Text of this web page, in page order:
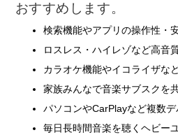
おすすめします。
検索機能やアプリの操作性・
ロスレス・ハイレゾなど高音
カラオケ機能やイコライザな
家族みんなで音楽サブスクを
パソコンやCarPlayなど複数
毎日長時間音楽を聴くヘビー